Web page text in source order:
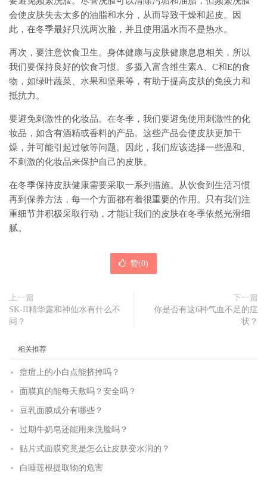
会使皮肤失去太多的油脂和水分，从而导致干燥和起皮。因
此，在冬季最好只洗两次脸，并且使用温水而不是热水。
再次，要注意饮食卫生。身体健康与皮肤健康息息相关，所以
我们要保持良好的饮食习惯。多摄入富含维生素A、C和E的食
物，如绿叶蔬菜、水果和坚果等，有助于提高皮肤的免疫力和
抵抗力。
要避免刺激性的化妆品。在冬季，我们要避免使用刺激性的化
妆品，如含有酒精或香料的产品。这些产品会使皮肤更加干
燥，并可能引起过敏等问题。因此，我们应该选择一些温和、
不刺激的化妆品来保护自己的皮肤。
在冬季保持皮肤健康需要采取一系列措施。从饮食到生活习惯
再到保养方法，每一个方面都有着很重要的作用。只有我们注
重细节并积极采取行动，才能让我们的皮肤在冬季依然光滑细
腻。
赞(0)
上一篇
SK-II精华露和神仙水有什么不
同？
下一篇
你是否有这6种气血不足的症
状？
相关推荐
痘痘上的小白点能挤掉吗？
面膜真的能每天敷吗？安全吗？
豆乳面膜成分有哪些？
过期牛奶皂还能用来洗脸吗？
贴片式面膜究竟是怎么让皮肤变水润的？
白睡莲根提取物的危害